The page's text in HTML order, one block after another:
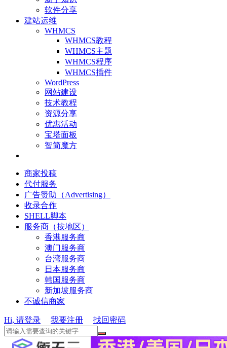
软件分享
建站运维
WHMCS
WHMCS教程
WHMCS主题
WHMCS程序
WHMCS插件
WordPress
网站建设
技术教程
资源分享
优惠活动
宝塔面板
智简魔方
商家投稿
代付服务
广告赞助（Advertising）
收录合作
SHELL脚本
服务商（按地区）
香港服务商
澳门服务商
台湾服务商
日本服务商
韩国服务商
新加坡服务商
不诚信商家
Hi, 请登录 我要注册 找回密码